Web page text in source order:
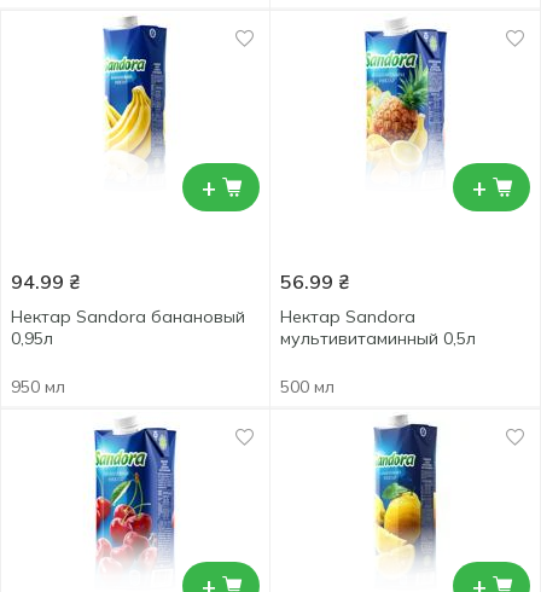
+
94.99 ₴
Нектар Sandora банановый
0,95л
950 мл
+
56.99 ₴
Нектар Sandora
мультивитаминный 0,5л
500 мл